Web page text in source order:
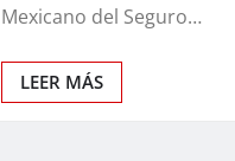
Mexicano del Seguro…
LEER MÁS